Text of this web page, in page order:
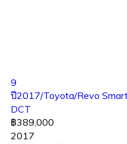
9
ปี2017/Toyota/Revo Smart
DCT
฿389,000
2017